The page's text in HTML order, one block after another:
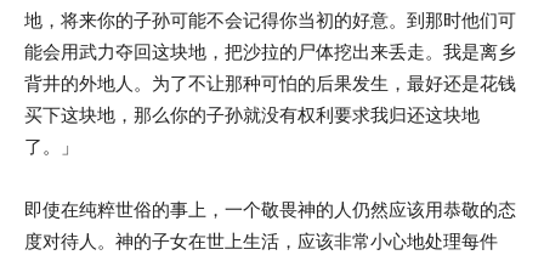
地，将来你的子孙可能不会记得你当初的好意。到那时他们可
能会用武力夺回这块地，把沙拉的尸体挖出来丢走。我是离乡
背井的外地人。为了不让那种可怕的后果发生，最好还是花钱
买下这块地，那么你的子孙就没有权利要求我归还这块地
了。」
即使在纯粹世俗的事上，一个敬畏神的人仍然应该用恭敬的态
度对待人。神的子女在世上生活，应该非常小心地处理每件